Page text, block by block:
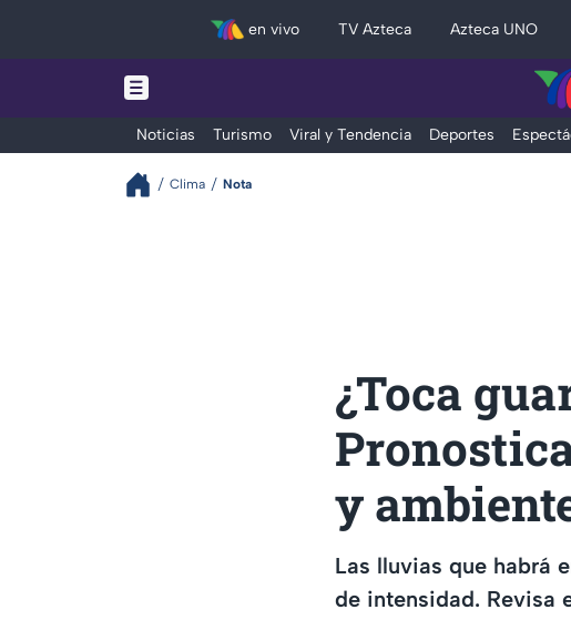
en vivo TV Azteca Azteca UNO
Noticias Turismo Viral y Tendencia Deportes
Clima Nota
¿Toca
y
Las lluvias que habrá
de intensidad. Revisa